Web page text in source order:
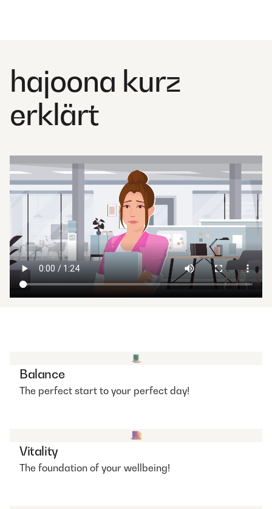
hajoona kurz
erklärt
Balance
The perfect start to your perfect day!
Vitality
The foundation of your wellbeing!